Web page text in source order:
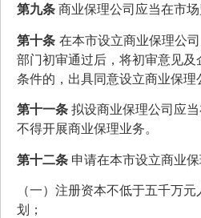
第九条 商业保理公司应当在市
第十条 在本市设立商业保理公
部门初审通过后，将初审意见
条件的，出具同意设立商业保理
第十一条 拟设商业保理公司应
不得开展商业保理业务。
第十二条 申请在本市设立商业
（一）注册资本不低于五千万
划；